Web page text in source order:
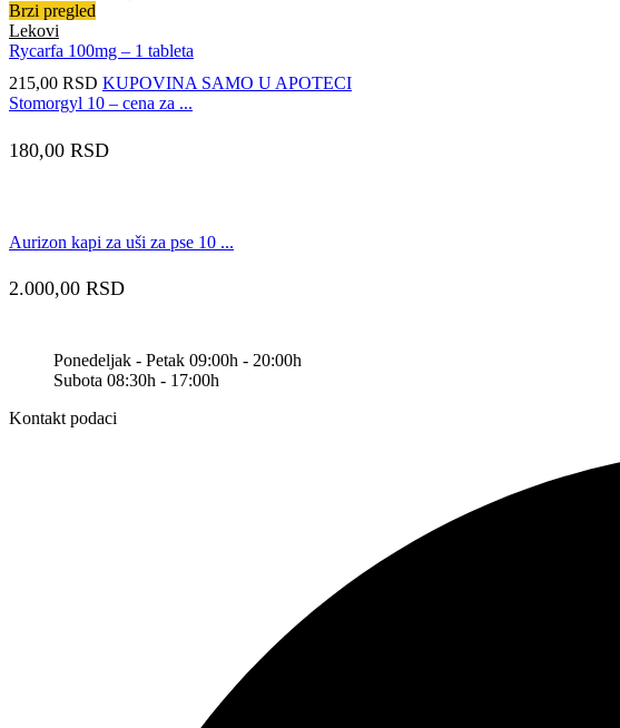
Brzi pregled
Lekovi
Rycarfa 100mg – 1 tableta
215,00 RSD KUPOVINA SAMO U APOTECI
Stomorgyl 10 – cena za ...
180,00 RSD
Aurizon kapi za uši za pse 10 ...
2.000,00 RSD
Ponedeljak - Petak 09:00h - 20:00h
Subota 08:30h - 17:00h
Kontakt podaci